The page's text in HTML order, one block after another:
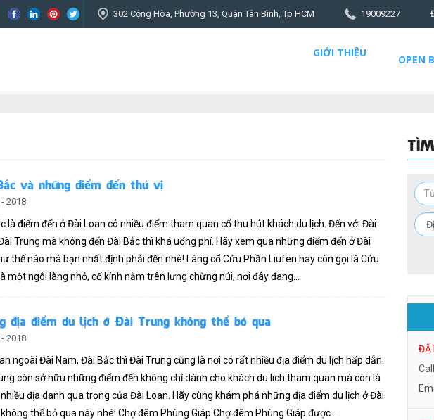
302 Cộng Hòa, Phường 13, Quận Tân Bình, Tp HCM 19009227
GIỚI THIỆU
OPEN
và những điểm đến thú vị
2018
là điểm đến ở Đài Loan có nhiều điểm tham quan cổ thu hút khách du lịch. Đến với Đài
Trung mà không đến Đài Bắc thì khá uổng phí. Hãy xem qua những điểm đến ở Đài
thế nào mà bạn nhất định phải đến nhé! Làng cổ Cửu Phần Liufen hay còn gọi là Cửu
một ngôi làng nhỏ, cổ kính nằm trên lưng chừng núi, nơi đây đang...
địa điểm du lịch ở Đài Trung không thể bỏ qua
2018
ngoài Đài Nam, Đài Bắc thì Đài Trung cũng là nơi có rất nhiều địa điểm du lịch hấp dẫn.
còn sở hữu những điểm đến không chỉ dành cho khách du lich tham quan mà còn là
địa danh qua trọng của Đài Loan. Hãy cùng khám phá những địa điểm du lịch ở Đài
thể bỏ qua này nhé! Chợ đêm Phùng Giáp Chợ đêm Phùng Giáp được...